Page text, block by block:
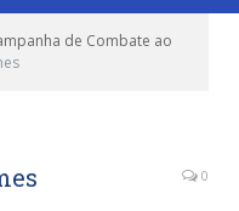
de Combate ao
0